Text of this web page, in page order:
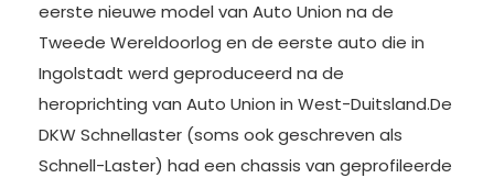
eerste nieuwe model van Auto Union na de
Tweede Wereldoorlog en de eerste auto die in
Ingolstadt werd geproduceerd na de
heroprichting van Auto Union in West-Duitsland.De
DKW Schnellaster (soms ook geschreven als
Schnell-Laster) had een chassis van geprofileerde